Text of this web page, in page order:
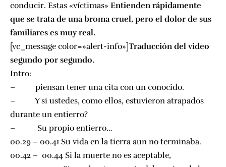
conducir. Estas «víctimas» Entienden rápidamente
que se trata de una broma cruel, pero el dolor de sus
familiares es muy real.
[vc_message color=»alert-info»]Traducción del video
segundo por segundo.
Intro:
– piensan tener una cita con un conocido.
– Y si ustedes, como ellos, estuvieron atrapados
durante un entierro?
– Su propio entierro…
00.29 – 00.41 Su vida en la tierra aun no terminaba.
00.42 – 00.44 Si la muerte no es aceptable,